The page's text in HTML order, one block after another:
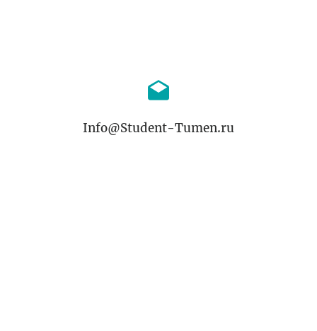
Info@Student-Tumen.ru